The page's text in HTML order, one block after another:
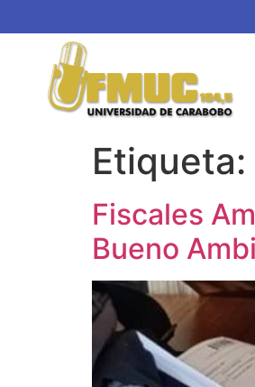
Etiqueta:
Fiscales
Bueno